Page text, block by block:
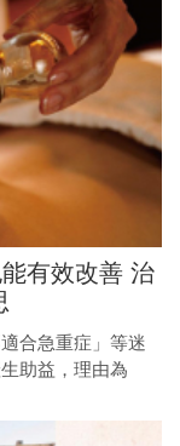
有效改善 治
合急重症」等迷
助益，理由為